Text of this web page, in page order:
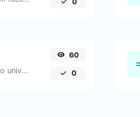
Genera fácilmente UUID v4 (Identificador único universal) con la ayuda de nuestra herramienta.
60
0